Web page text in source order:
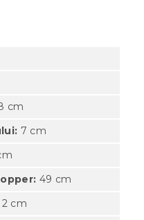
cm
7 cm
49 cm
2 cm